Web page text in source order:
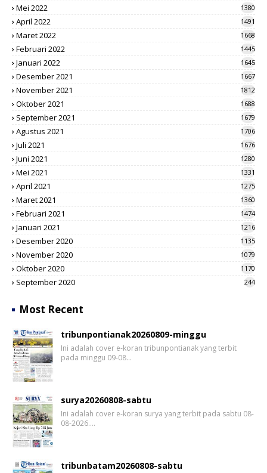
Mei 2022 1380
April 2022 1491
Maret 2022 1668
Februari 2022 1445
Januari 2022 1645
Desember 2021 1667
November 2021 1812
Oktober 2021 1688
September 2021 1679
Agustus 2021 1706
Juli 2021 1676
Juni 2021 1280
Mei 2021 1331
April 2021 1275
Maret 2021 1360
Februari 2021 1474
Januari 2021 1216
Desember 2020 1135
November 2020 1079
Oktober 2020 1170
September 2020 244
Most Recent
tribunpontianak20260809-minggu
Ini adalah cover e-koran tribunpontianak yang terbit
pada minggu 09-08…
surya20260808-sabtu
Ini adalah cover e-koran surya yang terbit pada sabtu 08-
08-2026.…
tribunbatam20260808-sabtu